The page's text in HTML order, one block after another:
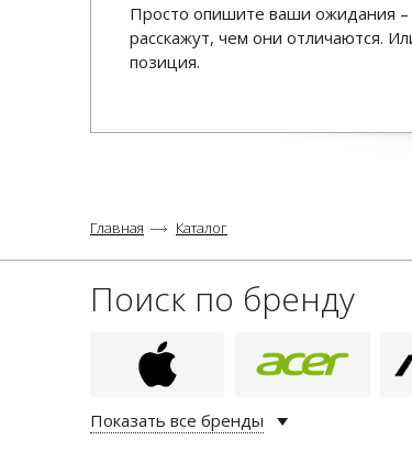
Просто опишите ваши ожидания –
расскажут, чем они отличаются.
позиция.
Главная Каталог
Поиск по бренду
Показать все бренды